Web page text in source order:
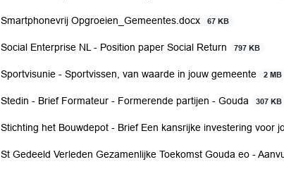
Smartphonevrij Opgroeien_Gemeentes.docx 67 KB
Social Enterprise NL - Position paper Social Return 797 KB
Sportvisunie - Sportvissen, van waarde in jouw gemeente 2 MB
Stedin - Brief Formateur - Formerende partijen - Gouda 307 KB
Stichting het Bouwdepot - Brief Een kansrijke investering voor
St Gedeeld Verleden Gezamenlijke Toekomst Gouda eo -